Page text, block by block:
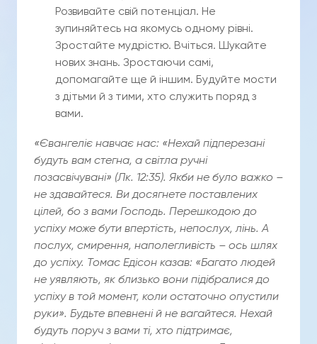
Розвивайте свій потенціал. Не
зупиняйтесь на якомусь одному рівні.
Зростайте мудрістю. Вчіться. Шукайте
нових знань. Зростаючи самі,
допомагайте ще й іншим. Будуйте мости
з дітьми й з тими, хто служить поряд з
вами.
«Євангеліє навчає нас: «Нехай підперезані
будуть вам стегна, а світла ручні
позасвічувані» (Лк. 12:35). Якби не було важко –
не здавайтеся. Видосягнете поставлених
цілей, бо з вами Господь. Перешкодою до
успіху може бути впертість, непослух, лінь.А
послух, смирення, наполегливість – ось шлях
до успіху. Томас Едісон казав: «Багато людей
не уявляють, як близько вони підібралися до
успіху в той момент, коли остаточно опустили
руки». Будьте впевнені й не вагайтеся. Нехай
будуть поруч з вами ті, хто підтримає,